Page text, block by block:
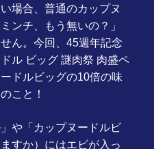
場合、普通のカップヌ
ンチ、もう無いの？」
ん。今回、45週年記念
ル ビッグ 謎肉祭 肉盛ペ
ドルビッグの10倍の味
こと！
や「カップヌードルビ
すか）にはエビが入っ